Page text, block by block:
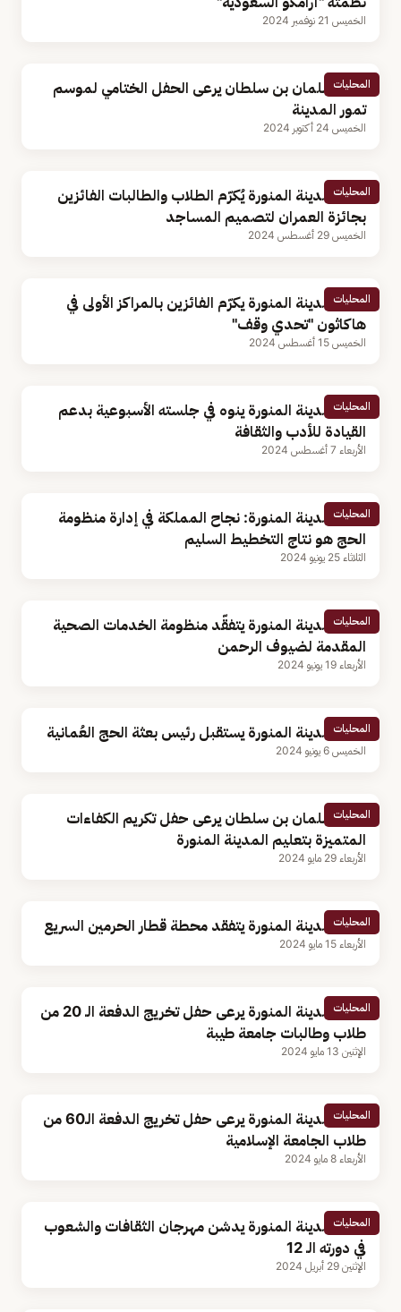
الخميس 21 نوفمبر 2024
المحليات
الأمير سلمان بن سلطان يرعى الحفل الختامي لموسم
تمور المدينة
الخميس 24 أكتوبر 2024
المحليات
أمير المدينة المنورة يُكرّم الطلاب والطالبات الفائزين
بجائزة العمران لتصميم المساجد
الخميس 29 أغسطس 2024
المحليات
أمير المدينة المنورة يكرّم الفائزين بالمراكز الأولى في
هاكاثون "تحدي وقف"
الخميس 15 أغسطس 2024
المحليات
أمير المدينة المنورة ينوه في جلسته الأسبوعية بدعم
القيادة للأدب والثقافة
الأربعاء 7 أغسطس 2024
المحليات
أمير المدينة المنورة: نجاح المملكة في إدارة منظومة
الحج هو نتاج التخطيط السليم
الثلاثاء 25 يونيو 2024
المحليات
أمير المدينة المنورة يتفقّد منظومة الخدمات الصحية
المقدمة لضيوف الرحمن
الأربعاء 19 يونيو 2024
المحليات
أمير المدينة المنورة يستقبل رئيس بعثة الحج العُمانية
الخميس 6 يونيو 2024
المحليات
الأمير سلمان بن سلطان يرعى حفل تكريم الكفاءات
المتميزة بتعليم المدينة المنورة
الأربعاء 29 مايو 2024
المحليات
أمير المدينة المنورة يتفقد محطة قطار الحرمين السريع
الأربعاء 15 مايو 2024
المحليات
أمير المدينة المنورة يرعى حفل تخريج الدفعة الـ 20 من
طلاب وطالبات جامعة طيبة
الإثنين 13 مايو 2024
المحليات
أمير المدينة المنورة يرعى حفل تخريج الدفعة الـ60 من
طلاب الجامعة الإسلامية
الأربعاء 8 مايو 2024
المحليات
أمير المدينة المنورة يدشن مهرجان الثقافات والشعوب
في دورته الـ 12
الإثنين 29 أبريل 2024